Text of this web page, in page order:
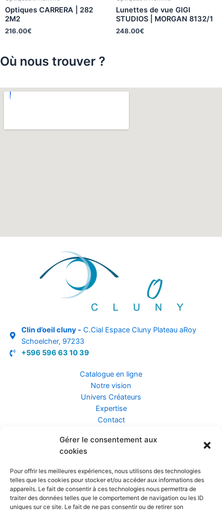
Gérer le consentement aux
cookies
Pour offrir les meilleures expériences, nous utilisons des technologies
telles que les cookies pour stocker et/ou accéder aux informations des
appareils. Le fait de consentir à ces technologies nous permettra de
traiter des données telles que le comportement de navigation ou les ID
uniques sur ce site. Le fait de ne pas consentir ou de retirer son
Optiques CARRERA | 282
2M2
216.00€
Lunettes de vue GIGI
STUDIOS | MORGAN 8132/1
248.00€
Où nous trouver ?
Clin d’oeil cluny - C.Cial Espace Cluny Plateau aRoy
Schoelcher, 97233
+596 596 63 10 39
Catalogue en ligne
Notre vision
Univers Créateurs
Expertise
Contact
Assurance ZEN
Confidentialité et Données
Conditions Générales de Vente